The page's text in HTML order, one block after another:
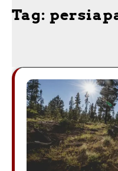
Tag: